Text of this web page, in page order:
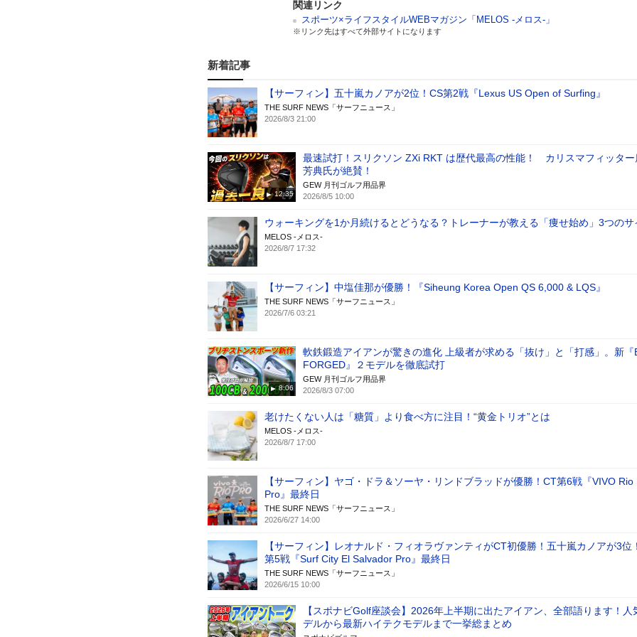
関連リンク
スポーツ×ライフスタイルWEBマガジン「MELOS -メロス-」
※リンク先はすべて外部サイトになります
新着記事
【サーフィン】五十嵐カノアが2位！CS第2戦『Lexus US Open of Surfing』
THE SURF NEWS「サーフニュース」
2026/8/3 21:00
12:35
最速試打！スリクソン ZXi RKT は歴代最高の性能！ カリスマフィッター
芳典氏が絶賛！
GEW 月刊ゴルフ用品界
2026/8/5 10:00
ウォーキングを1か月続けるとどうなる？トレーナーが教える「痩せ始め」3つのサ
MELOS -メロス-
2026/8/7 17:32
【サーフィン】中塩佳那が優勝！『Siheung Korea Open QS 6,000 & LQS』
THE SURF NEWS「サーフニュース」
2026/7/6 03:21
8:06
軟鉄鍛造アイアンが驚きの進化 上級者が求める「抜け」と「打感」。新『
FORGED』２モデルを徹底試打
GEW 月刊ゴルフ用品界
2026/8/3 07:00
老けたくない人は「糖質」より食べ方に注目！“黄金トリオ”とは
MELOS -メロス-
2026/8/7 17:00
【サーフィン】ヤゴ・ドラ＆ソーヤ・リンドブラッドが優勝！CT第6戦『VIVO Rio
Pro』最終日
THE SURF NEWS「サーフニュース」
2026/6/27 14:00
【サーフィン】レオナルド・フィオラヴァンティがCT初優勝！五十嵐カノアが3位
第5戦『Surf City El Salvador Pro』最終日
THE SURF NEWS「サーフニュース」
2026/6/15 10:00
【スポナビGolf座談会】2026年上半期に出たアイアン、全部語ります！人
デルから最新ハイテクモデルまで一挙総まとめ